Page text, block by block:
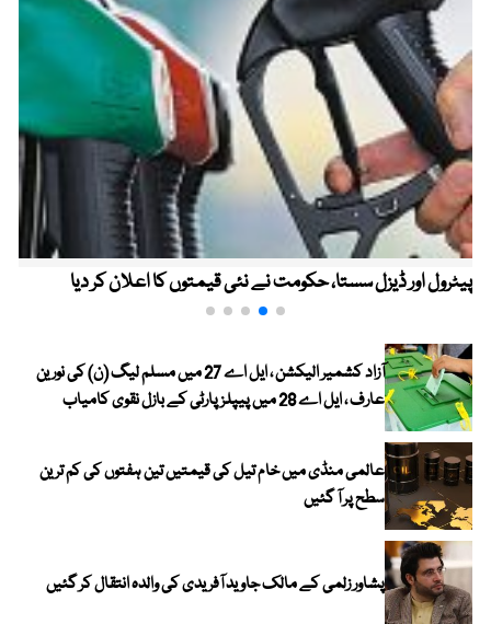
پیٹرول اور ڈیزل سستا، حکومت نے نئی قیمتوں کا اعلان کر دیا
آزاد کشمیر الیکشن ، ایل اے 27 میں مسلم لیگ (ن) کی نورین
عارف ، ایل اے 28 میں پیپلز پارٹی کے بازل نقوی کامیاب
عالمی منڈی میں خام تیل کی قیمتیں تین ہفتوں کی کم ترین
سطح پر آ گئیں
پشاور زلمی کے مالک جاوید آفریدی کی والدہ انتقال کر گئیں